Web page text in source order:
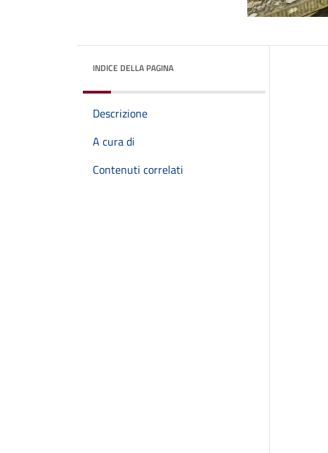
INDICE DELLA PAGINA
Descrizione
A cura di
Contenuti correlati